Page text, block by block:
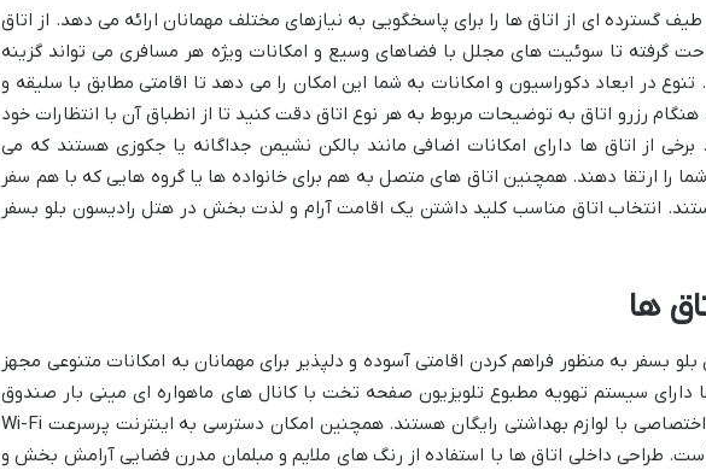
گسترده ای از اتاق ها را برای پاسخگویی به نیازهای مختلف مهمانان ارائه می دهد. از اتاق
گرفته تا سوئیت های مجلل با فضاهای وسیع و امکانات ویژه هر مسافری می تواند گزینه
در ابعاد دکوراسیون و امکانات به شما این امکان را می دهد تا اقامتی مطابق با سلیقه و
رزرو اتاق به توضیحات مربوط به هر نوع اتاق دقت کنید تا از انطباق آن با انتظارات خود
از اتاق ها دارای امکانات اضافی مانند بالکن نشیمن جداگانه یا جکوزی هستند که می
را ارتقا دهند. همچنین اتاق های متصل به هم برای خانواده ها یا گروه هایی که با هم سفر
انتخاب اتاق مناسب کلید داشتن یک اقامت آرام و لذت بخش در هتل رادیسون بلو بسفر
ها
بسفر به منظور فراهم کردن اقامتی آسوده و دلپذیر برای مهمانان به امکانات متنوعی مجهز
دارای سیستم تهویه مطبوع تلویزیون صفحه تخت با کانال های ماهواره ای مینی بار صندوق
امانات میز کار و حمام اختصاصی با لوازم بهداشتی رایگان هستند. همچنین امکان دسترسی به اینترنت پرسرعت Wi-Fi
است. طراحی داخلی اتاق ها با استفاده از رنگ های ملایم و مبلمان مدرن فضایی آرامش بخش و